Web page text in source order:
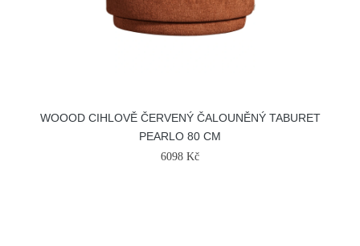
WOOOD CIHLOVĚ ČERVENÝ ČALOUNĚNÝ TABURET
PEARLO 80 CM
6098 Kč